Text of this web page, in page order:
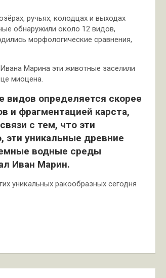
ручьях, колодцах и выходах
обнаружили около 12 видов,
морфологические сравнения,
Марина эти животные заселили
миоцена.
видов определяется скорее
и фрагментацией карста,
с тем, что эти
уникальные древние
водные среды
Иван Марин.
уникальных ракообразных сегодня